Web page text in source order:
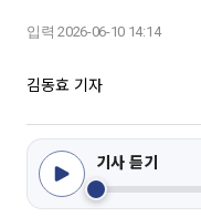
입력 2026-06-10 14:14
김동효 기자
기사 듣기